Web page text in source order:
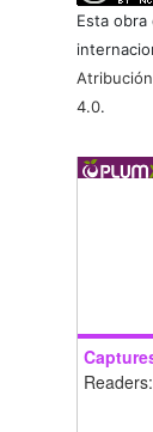
Esta obra
4.0.
Readers: